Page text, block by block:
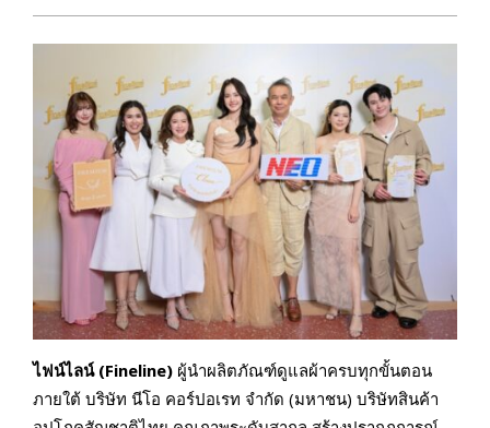
ไฟน์ไลน์ (Fineline) ผู้นำผลิตภัณฑ์ดูแลผ้าครบทุกขั้นตอน
ภายใต้ บริษัท นีโอ คอร์ปอเรท จำกัด (มหาชน) บริษัทสินค้า